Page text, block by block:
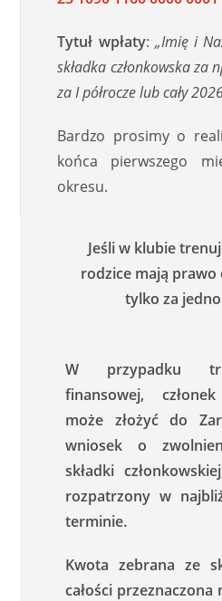
Tytuł wpłaty: „Imię i
składka
za I półrocze lub cały
Bardzo prosimy o
końca pierwszego
okresu.
Jeśli w klubie
rodzice mają prawo
tylko za
W przypadku
finansowej,
może złożyć do
wniosek o
składki
rozpatrzony w
terminie.
Kwota zebrana ze
całości